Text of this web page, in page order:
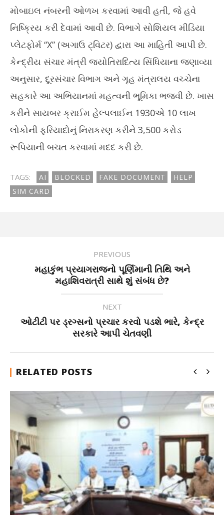
મોબાઇલ નંબરની ઓળખ કરવામાં આવી હતી, જે હવે
નિષ્ક્રિય કરી દેવામાં આવી છે. વિભાગે સોશિયલ મીડિયા
પ્લેટફોર્મ “X” (અગાઉ ટ્વિટર) દ્વારા આ માહિતી આપી છે.
કેન્દ્રીય સંચાર મંત્રી જ્યોતિરાદિત્ય સિંધિયાના જણાવ્યા
અનુસાર, દૂરસંચાર વિભાગ અને ગૃહ મંત્રાલય વચ્ચેના
સહકારે આ અભિયાનમાં મહત્વની ભૂમિકા ભજવી છે. ખાસ
કરીને સાયબર ક્રાઈમ હેલ્પલાઈન 1930એ 10 લાખ
લોકોની ફરિયાદોનું નિરાકરણ કરીને 3,500 કરોડ
રૂપિયાની બચત કરવામાં મદદ કરી છે.
TAGS: AI BLOCKED FAKE DOCUMENT
HELP
SIM CARD
PREVIOUS
મહાકુંભ પ્રયાગરાજનો પૂર્ણિમાની તિથિ અને
મહાશિવરાત્રી સાથે શું સંબંધ છે?
NEXT
ઓટીટી પર ડ્રગ્સનો પ્રચાર કરવો પડશે ભારે, કેન્દ્ર
સરકારે આપી ચેતવણી
RELATED POSTS